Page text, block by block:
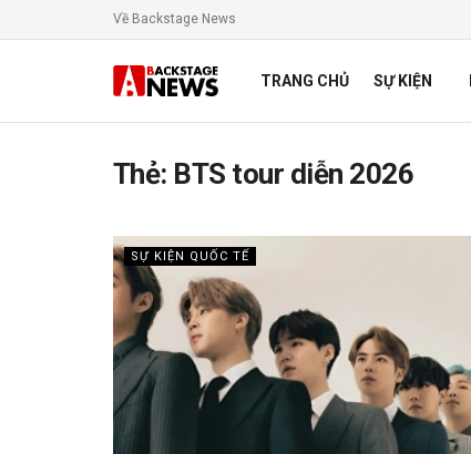
Về Backstage News
TRANG CHỦ SỰ KIỆN
Thẻ: BTS tour diễn 2026
SỰ KIỆN QUỐC TẾ